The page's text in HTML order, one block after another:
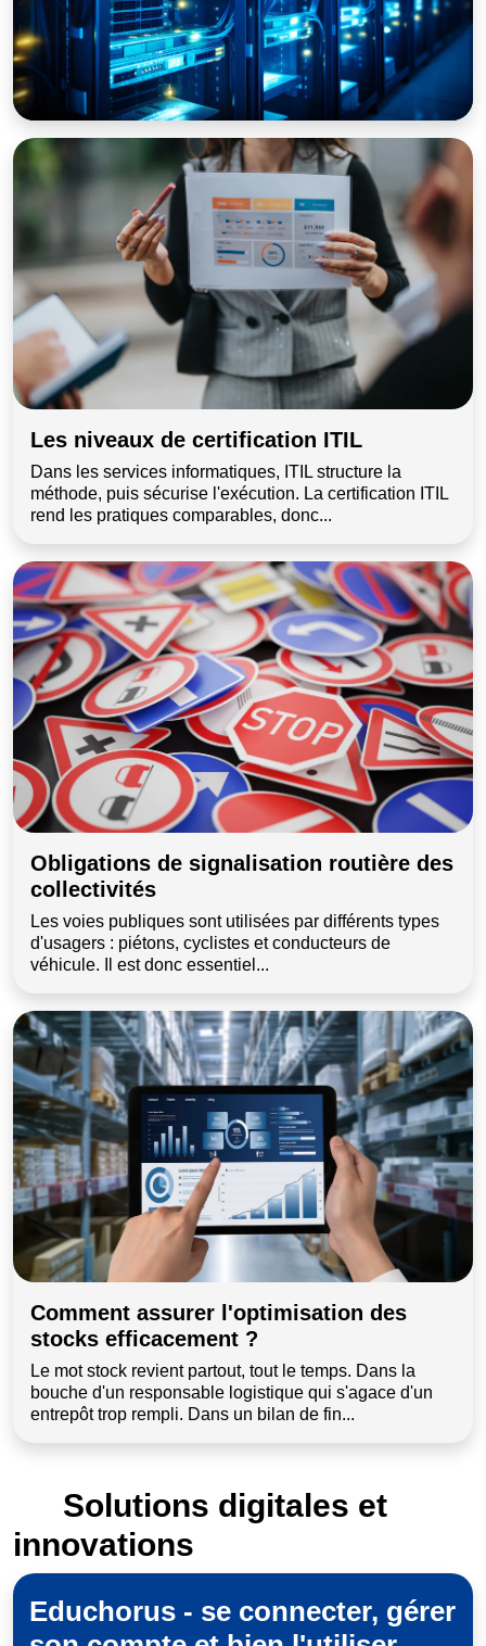
Les niveaux de certification ITIL
Dans les services informatiques, ITIL structure la
méthode, puis sécurise l'exécution. La certification ITIL
rend les pratiques comparables, donc...
Obligations de signalisation routière des
collectivités
Les voies publiques sont utilisées par différents types
d'usagers : piétons, cyclistes et conducteurs de
véhicule. Il est donc essentiel...
Comment assurer l'optimisation des
stocks efficacement ?
Le mot stock revient partout, tout le temps. Dans la
bouche d'un responsable logistique qui s'agace d'un
entrepôt trop rempli. Dans un bilan de fin...
Solutions digitales et
innovations
Educhorus - se connecter, gérer